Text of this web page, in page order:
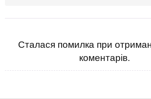
Сталася помилка при
коментарів.